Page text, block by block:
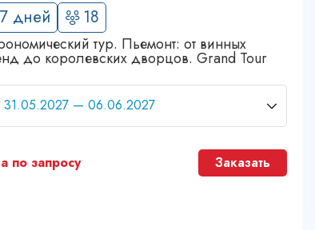
7 дней 18
тур. Пьемонт: от винных
до королевских дворцов. Grand Tour
по запросу Заказать